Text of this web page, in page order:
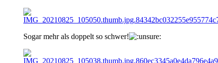
Sogar mehr als doppelt so schwer!